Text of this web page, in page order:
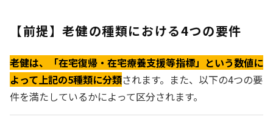
【前提】老健の種類における4つの要件
老健は、「在宅復帰・在宅療養支援等指標」という数値に
よって上記の5種類に分類されます。また、以下の4つの要
件を満たしているかによって区分されます。